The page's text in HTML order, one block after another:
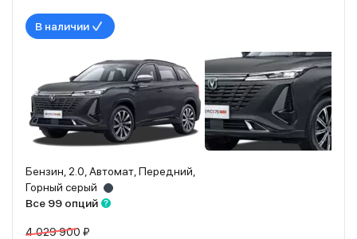
В наличии
Бензин, 2.0, Автомат, Передний,
Горный серый
Все 99 опций
4 029 900 ₽